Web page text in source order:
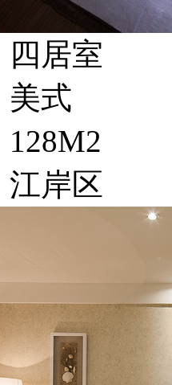
四居室
美式
江岸区